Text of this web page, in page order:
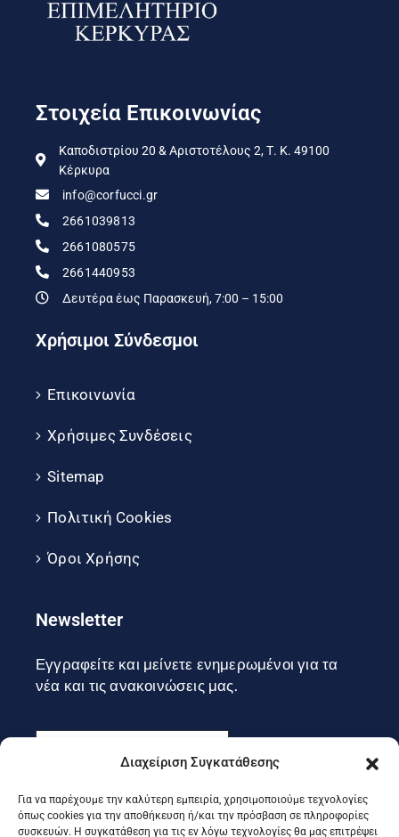
Διαχείριση Συγκατάθεσης
Για να παρέχουμε την καλύτερη εμπειρία, χρησιμοποιούμε τεχνολογίες
όπως cookies για την αποθήκευση ή/και την πρόσβαση σε πληροφορίες
συσκευών. Η συγκατάθεση για τις εν λόγω τεχνολογίες θα μας επιτρέψει
Στοιχεία Επικοινωνίας
Καποδιστρίου 20 & Αριστοτέλους 2, Τ. Κ. 49100
Κέρκυρα
info@corfucci.gr
2661039813
2661080575
2661440953
Δευτέρα έως Παρασκευή, 7:00 – 15:00
Χρήσιμοι Σύνδεσμοι
Επικοινωνία
Χρήσιμες Συνδέσεις
Sitemap
Πολιτική Cookies
Όροι Χρήσης
Newsletter
Εγγραφείτε και μείνετε ενημερωμένοι για τα
νέα και τις ανακοινώσεις μας.
Εγγραφή